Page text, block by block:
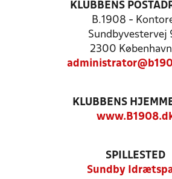
KLUBBENS
B.1908 -
Sundbyvestervej
2300 København
KLUBBENS
SPILLESTED
Sundby